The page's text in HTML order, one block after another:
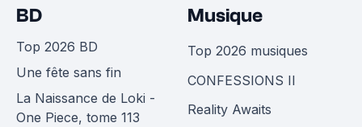
BD
Top 2026 BD
Une fête sans fin
La Naissance de Loki -
One Piece, tome 113
Musique
Top 2026 musiques
CONFESSIONS II
Reality Awaits